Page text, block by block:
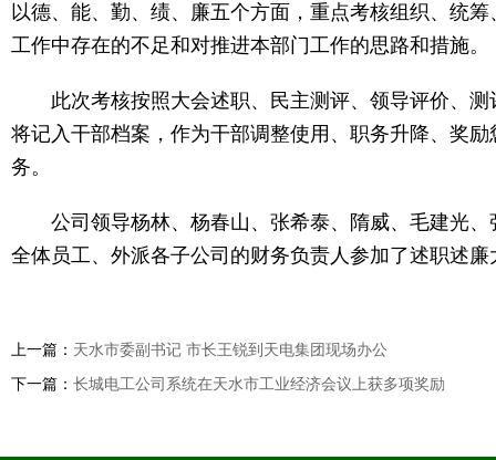
以德、能、勤、绩、廉五个方面，重点考核组织、统
工作中存在的不足和对推进本部门工作的思路和措施。
此次考核按照大会述职、民主测评、领导评价、测
将记入干部档案，作为干部调整使用、职务升降、奖
务。
公司领导杨林、杨春山、张希泰、隋威、毛建光、
全体员工、外派各子公司的财务负责人参加了述职述
上一篇： 天水市委副书记 市长王锐到天电集团现场办公
下一篇： 长城电工公司系统在天水市工业经济会议上获多项奖励